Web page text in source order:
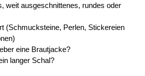
weit ausgeschnittenes, rundes oder
(Schmucksteine, Perlen, Stickereien
eine Brautjacke?
langer Schal?